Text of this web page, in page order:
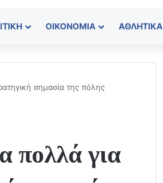
ΟΙΚΟΝΟΜΊΑ ΑΘΛΗΤΙΚΆ
σημασία της πόλης
πολλά για